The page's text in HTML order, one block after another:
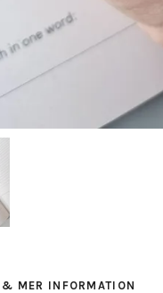
MER INFORMATION